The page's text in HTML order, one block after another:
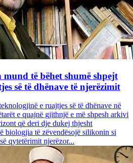
të bëhet shumë shpejt
së të dhënave të njerëzimit
e ruajtjes së të dhënave në
e quajnë gjithnjë e më shpesh arkivi
që deri dje dukej thjesht
biologjia të zëvendësojë silikonin si
qytetërimit njerëzor...